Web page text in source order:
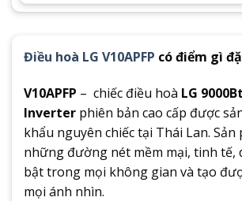
Điều hoà LG V10APFP có điểm gì
V10APFP – chiếc điều hoà LG
Inverter phiên bản cao cấp được
khẩu nguyên chiếc tại Thái Lan.
những đường nét mềm mại, tinh tế,
bật trong mọi không gian và tạo
mọi ánh nhìn.